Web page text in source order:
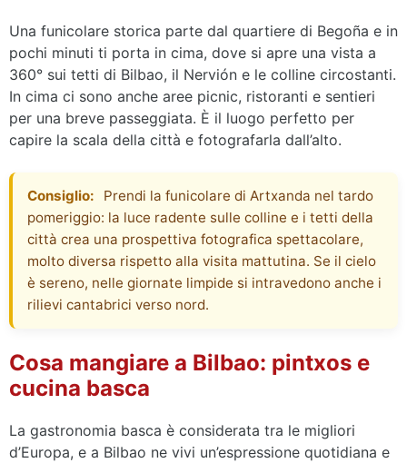
Una funicolare storica parte dal quartiere di Begoña e in
pochi minuti ti porta in cima, dove si apre una vista a
360° sui tetti di Bilbao, il Nervión e le colline circostanti.
In cima ci sono anche aree picnic, ristoranti e sentieri
per una breve passeggiata. È il luogo perfetto per
capire la scala della città e fotografarla dall’alto.
Consiglio:
Prendi la funicolare di Artxanda nel tardo
pomeriggio: la luce radente sulle colline e i tetti della
città crea una prospettiva fotografica spettacolare,
molto diversa rispetto alla visita mattutina. Se il cielo
è sereno, nelle giornate limpide si intravedono anche i
rilievi cantabrici verso nord.
Cosa mangiare a Bilbao: pintxos e
cucina basca
La gastronomia basca è considerata tra le migliori
d’Europa, e a Bilbao ne vivi un’espressione quotidiana e